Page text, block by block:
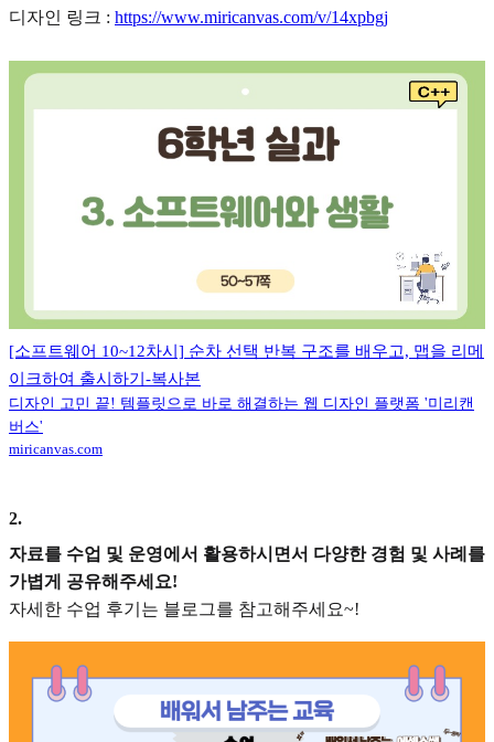
디자인 링크 : https://www.miricanvas.com/v/14xpbgj
[소프트웨어 10~12차시] 순차 선택 반복 구조를 배우고, 맵을 리메
이크하여 출시하기-복사본
디자인 고민 끝! 템플릿으로 바로 해결하는 웹 디자인 플랫폼 '미리캔
버스'
miricanvas.com
2.
자료를 수업 및 운영에서 활용하시면서 다양한 경험 및 사례를
가볍게 공유해주세요!
자세한 수업 후기는 블로그를 참고해주세요~!